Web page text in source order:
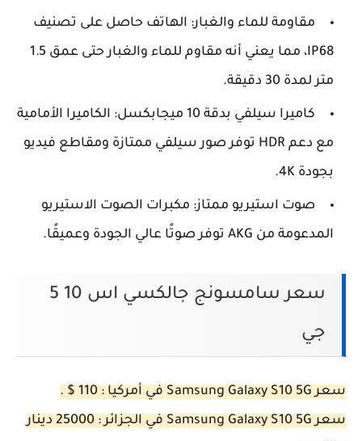
مقاومة للماء والغبار: الهاتف حاصل على تصنيف
IP68، مما يعني أنه مقاوم للماء والغبار حتى عمق 1.5
متر لمدة 30 دقيقة.
كاميرا سيلفي بدقة 10 ميجابكسل: الكاميرا الأمامية
مع دعم HDR توفر صور سيلفي ممتازة ومقاطع فيديو
بجودة 4K.
صوت استيريو ممتاز: مكبرات الصوت الاستيريو
المدعومة من AKG توفر صوتًا عالي الجودة وعميقًا.
سعر سامسونج جالكسي اس 10 5
جي
سعر Samsung Galaxy S10 5G في أمركيا : 110 $ .
سعر Samsung Galaxy S10 5G في الجزائر : 25000 دينار